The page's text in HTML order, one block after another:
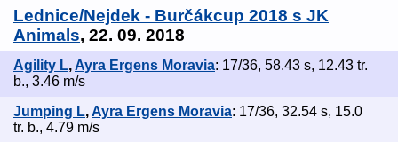
Lednice/Nejdek - Burčákcup 2018 s JK
Animals, 22. 09. 2018
Agility L, Ayra Ergens Moravia: 17/36, 58.43 s, 12.43 tr.
b., 3.46 m/s
Jumping L,Ayra Ergens Moravia: 17/36, 32.54 s, 15.0
tr. b., 4.79 m/s